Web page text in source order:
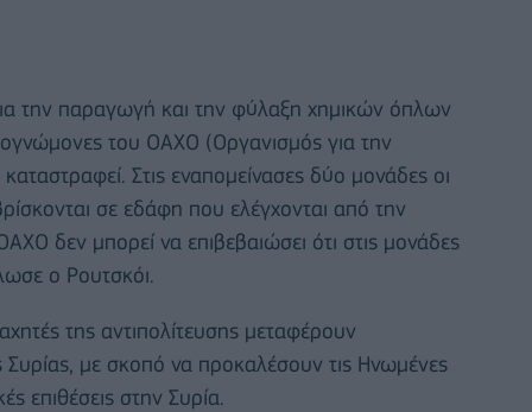
την παραγωγή και την φύλαξη χημικών όπλων
του ΟΑΧΟ (Οργανισμός για την
Στις εναπομείνασες δύο μονάδες οι
σε εδάφη που ελέγχονται από την
δεν μπορεί να επιβεβαιώσει ότι στις μονάδες
ο Ρουτσκόι.
της αντιπολίτευσης μεταφέρουν
Συρίας, με σκοπό να προκαλέσουν τις Ηνωμένες
επιθέσεις στην Συρία.